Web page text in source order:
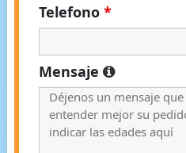
Telefono *
Mensaje